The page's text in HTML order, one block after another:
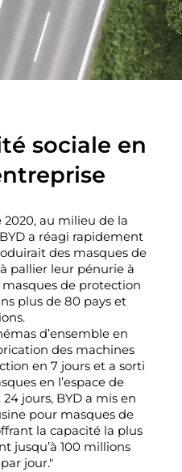
sociale en
2020, au milieu de la
a réagi rapidement
des masques de
pallier leur pénurie à
masques de protection
plus de 80 pays et
d’ensemble en
des machines
en 7 jours et a sorti
en l’espace de
24 jours, BYD a mis en
pour masques de
la capacité la plus
jusqu’à 100millions
jour."